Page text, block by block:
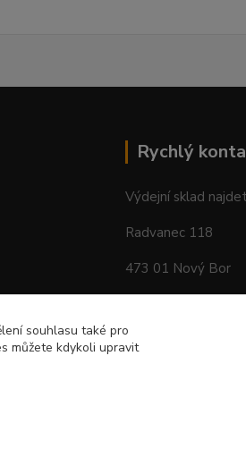
Rychlý
Výdejní sklad
Radvanec 118
473 01 Nový Bor
souhlasu také pro
můžete kdykoli upravit